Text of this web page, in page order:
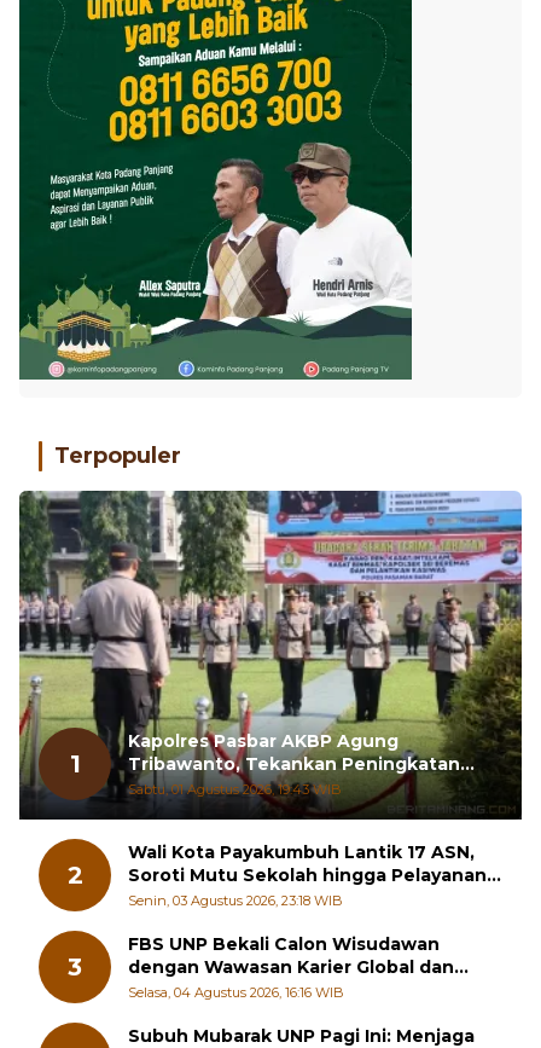
1
Kapolres Pasbar AKBP Agung
Tribawanto, Tekankan Peningkatan
Pelayanan dan Sinergi dengan
Masyarakat
Sabtu, 01 Agustus 2026, 19:43 WIB
2
Wali Kota Payakumbuh Lantik 17 ASN,
Soroti Mutu Sekolah hingga Pelayanan
RSUD
Senin, 03 Agustus 2026, 23:18 WIB
3
FBS UNP Bekali Calon Wisudawan
dengan Wawasan Karier Global dan
Kewirausahaan Kreatif
Selasa, 04 Agustus 2026, 16:16 WIB
4
Subuh Mubarak UNP Pagi Ini: Menjaga
Mahkota dalam Diri Manusia